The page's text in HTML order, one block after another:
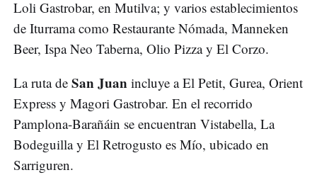
Loli Gastrobar, en Mutilva; y varios establecimientos
de Iturrama como Restaurante Nómada, Manneken
Beer, Ispa Neo Taberna, Olio Pizza y El Corzo.
La ruta de San Juan incluye a El Petit, Gurea, Orient
Express y Magori Gastrobar. En el recorrido
Pamplona-Barañáin se encuentran Vistabella, La
Bodeguilla y El Retrogusto es Mío, ubicado en
Sarriguren.